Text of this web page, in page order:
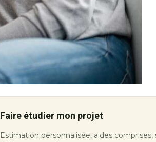
Faire étudier mon projet
Estimation personnalisée, aides comprises,